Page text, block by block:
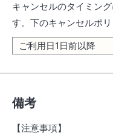
キャンセルのタイミン
す。下のキャンセルポ
ご利用日1日前以降
備考
【注意事項】